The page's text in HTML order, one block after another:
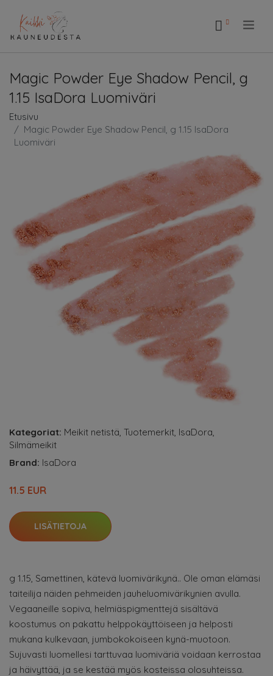
Magic Powder Eye Shadow Pencil, g
1.15 IsaDora Luomiväri
Etusivu
Magic Powder Eye Shadow Pencil, g 1.15 IsaDora
Luomiväri
Kategoriat: Meikit netistä, Tuotemerkit, IsaDora,
Silmämeikit
Brand: IsaDora
11.5 EUR
LISÄTIETOJA
g 1.15, Samettinen, kätevä luomivärikynä.. Ole oman elämäsi
taiteilija näiden pehmeiden jauheluomivärikynien avulla.
Vegaaneille sopiva, helmiäspigmenttejä sisältävä
koostumus on pakattu helppokäyttöiseen ja helposti
mukana kulkevaan, jumbokokoiseen kynä-muotoon.
Sujuvasti luomellesi tarttuvaa luomiväriä voidaan kerrostaa
ja häivyttää, ja se kestää myös kosteissa olosuhteissa.